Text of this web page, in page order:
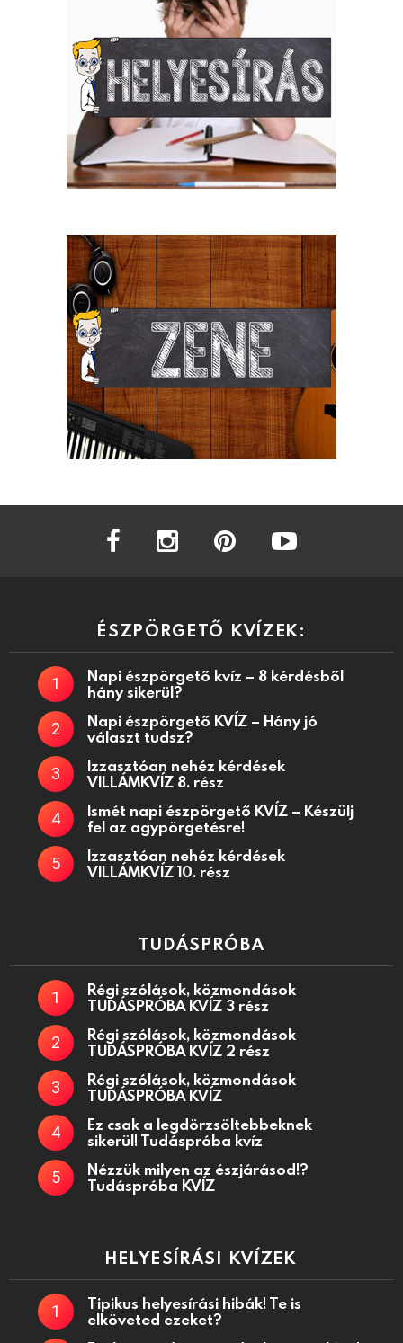
facebook instagram
ÉSZPÖRGETŐ KVÍZEK:
Napi észpörgető kvíz – 8 kérdésből
hány sikerül?
Napi észpörgető KVÍZ – Hány jó
választ tudsz?
Izzasztóan nehéz kérdések
VILLÁMKVÍZ 8. rész
Ismét napi észpörgető KVÍZ – Készülj
fel az agypörgetésre!
Izzasztóan nehéz kérdések
VILLÁMKVÍZ 10. rész
TUDÁSPRÓBA
Régi szólások, közmondások
TUDÁSPRÓBA KVÍZ 3 rész
Régi szólások, közmondások
TUDÁSPRÓBA KVÍZ 2 rész
Régi szólások, közmondások
TUDÁSPRÓBA KVÍZ
Ez csak a legdörzsöltebbeknek
sikerül! Tudáspróba kvíz
Nézzük milyen az észjárásod!?
Tudáspróba KVÍZ
HELYESÍRÁSI KVÍZEK
Tipikus helyesírási hibák! Te is
elköveted ezeket?